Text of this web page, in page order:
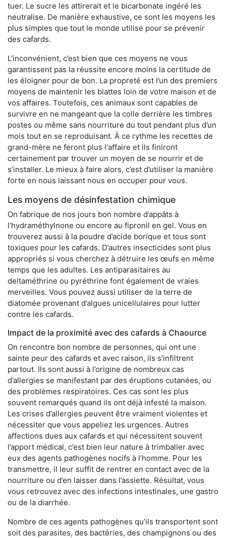
tuer. Le sucre les attirerait et le bicarbonate ingéré les
neutralise. De manière exhaustive, ce sont les moyens les
plus simples que tout le monde utilise pour se prévenir
des cafards.
L’inconvénient, c’est bien que ces moyens ne vous
garantissent pas la réussite encore moins la certitude de
les éloigner pour de bon. La propreté est l’un des premiers
moyens de maintenir les blattes loin de votre maison et de
vos affaires. Toutefois, ces animaux sont capables de
survivre en ne mangeant que la colle derrière les timbres
postes ou même sans nourriture du tout pendant plus d’un
mois tout en se reproduisant. À ce rythme les recettes de
grand-mère ne feront plus l'affaire et ils finiront
certainement par trouver un moyen de se nourrir et de
s’installer. Le mieux à faire alors, c’est d’utiliser la manière
forte en nous laissant nous en occuper pour vous.
Les moyens de désinfestation chimique
On fabrique de nos jours bon nombre d’appâts à
l’hydraméthylnone ou encore au fipronil en gel. Vous en
trouverez aussi à la poudre d’acide borique et tous sont
toxiques pour les cafards. D’autres insecticides sont plus
appropriés si vous cherchez à détruire les œufs en même
temps que les adultes. Les antiparasitaires au
deltaméthrine ou pyréthrine font également de vraies
merveilles. Vous pouvez aussi utiliser de la terre de
diatomée provenant d’algues unicellulaires pour lutter
contre les cafards.
Impact de la proximité avec des cafards à Chaource
On rencontre bon nombre de personnes, qui ont une
sainte peur des cafards et avec raison, ils s’infiltrent
partout. Ils sont aussi à l’origine de nombreux cas
d’allergies se manifestant par des éruptions cutanées, ou
des problèmes respiratoires. Ces cas sont les plus
souvent remarqués quand ils ont déjà infesté la maison.
Les crises d’allergies peuvent être vraiment violentes et
nécessiter que vous appeliez les urgences. Autres
affections dues aux cafards et qui nécessitent souvent
l’apport médical, c’est bien leur nature à trimballer avec
eux des agents pathogènes nocifs à l’homme. Pour les
transmettre, il leur suffit de rentrer en contact avec de la
nourriture ou d’en laisser dans l’assiette. Résultat, vous
vous retrouvez avec des infections intestinales, une gastro
ou de la diarrhée.
Nombre de ces agents pathogènes qu’ils transportent sont
soit des parasites, des bactéries, des champignons ou des